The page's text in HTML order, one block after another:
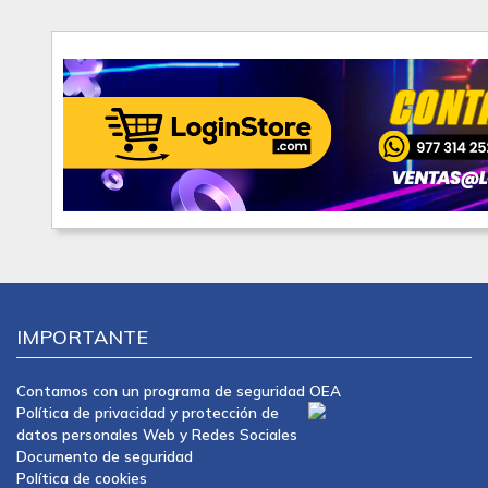
IMPORTANTE
Contamos con un programa de seguridad OEA
Política de privacidad y protección de
datos personales Web y Redes Sociales
Documento de seguridad
Política de cookies